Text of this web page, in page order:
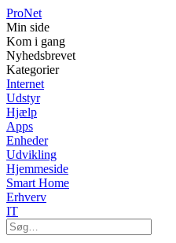
ProNet
Min side
Kom i gang
Nyhedsbrevet
Kategorier
Internet
Udstyr
Hjælp
Apps
Enheder
Udvikling
Hjemmeside
Smart Home
Erhverv
IT